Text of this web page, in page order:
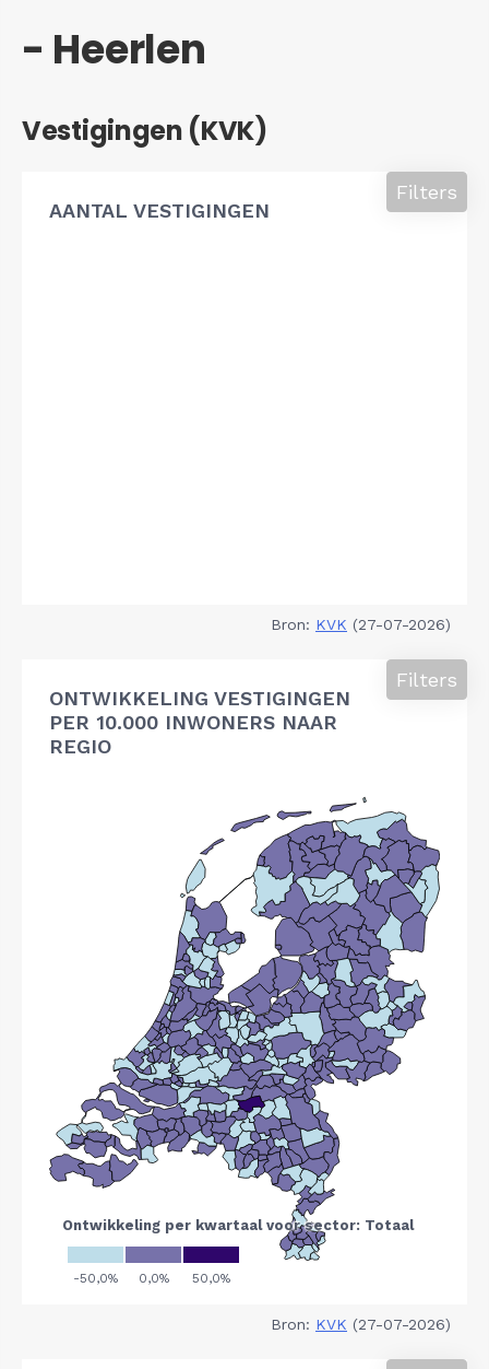
- Heerlen
Vestigingen (KVK)
AANTAL VESTIGINGEN
Filters
Bron: KVK (27-07-2026)
ONTWIKKELING VESTIGINGEN
PER 10.000 INWONERS NAAR
REGIO
Filters
Bron: KVK (27-07-2026)